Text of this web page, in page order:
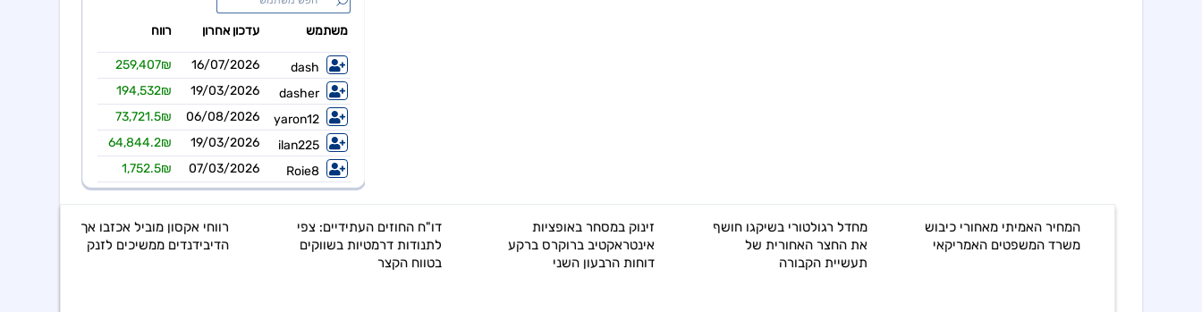
האמיתי מאחורי כיבוש
המשפטים האמריקאי
מחדל רגולטורי בשיקגו חושף
את החצר האחורית של
זינוק במסחר באופציות
אינטראקטיב ברוקרס ברקע
דו"ח החוזים העתידיים: צפי
לתנודות דרמטיות בשווקים
בטווח הקצר
רווחי אקסון מוביל אכזבו אך
הדיבידנדים ממשיכים לזנק